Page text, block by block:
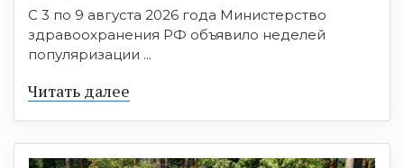
С 3 по 9 августа 2026 года Министерство
здравоохранения РФ объявило неделей
популяризации ...
Читать далее